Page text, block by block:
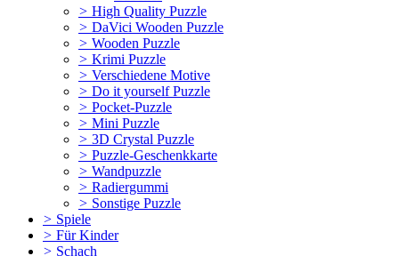
> High Quality Puzzle
> DaVici Wooden Puzzle
> Wooden Puzzle
> Krimi Puzzle
> Verschiedene Motive
> Do it yourself Puzzle
> Pocket-Puzzle
> Mini Puzzle
> 3D Crystal Puzzle
> Puzzle-Geschenkkarte
> Wandpuzzle
> Radiergummi
> Sonstige Puzzle
> Spiele
> Für Kinder
> Schach